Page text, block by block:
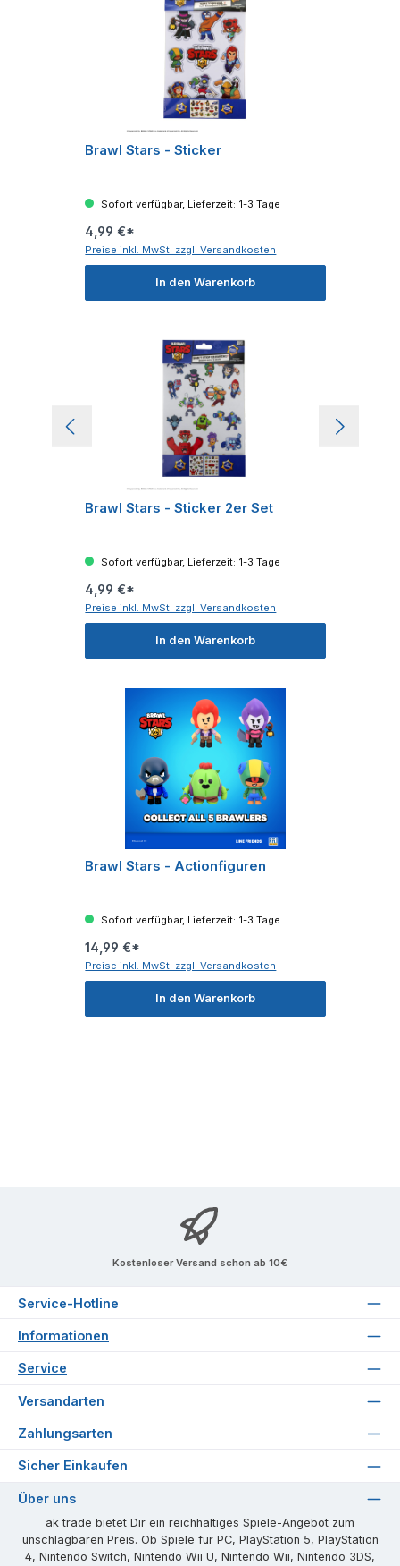
Brawl Stars - Sticker
Sofort verfügbar, Lieferzeit: 1-3 Tage
4,99 €*
Preise inkl. MwSt. zzgl. Versandkosten
In den Warenkorb
Brawl Stars - Sticker 2er Set
Sofort verfügbar, Lieferzeit: 1-3 Tage
4,99 €*
Preise inkl. MwSt. zzgl. Versandkosten
In den Warenkorb
Brawl Stars - Actionfiguren
Sofort verfügbar, Lieferzeit: 1-3 Tage
14,99 €*
Preise inkl. MwSt. zzgl. Versandkosten
In den Warenkorb
Kostenloser Versand schon ab 10€
Service-Hotline
Informationen
Service
Versandarten
Zahlungsarten
Sicher Einkaufen
Über uns
ak trade bietet Dir ein reichhaltiges Spiele-Angebot zum
unschlagbaren Preis. Ob Spiele für PC, PlayStation 5, PlayStation
4, Nintendo Switch, Nintendo Wii U, Nintendo Wii, Nintendo 3DS,